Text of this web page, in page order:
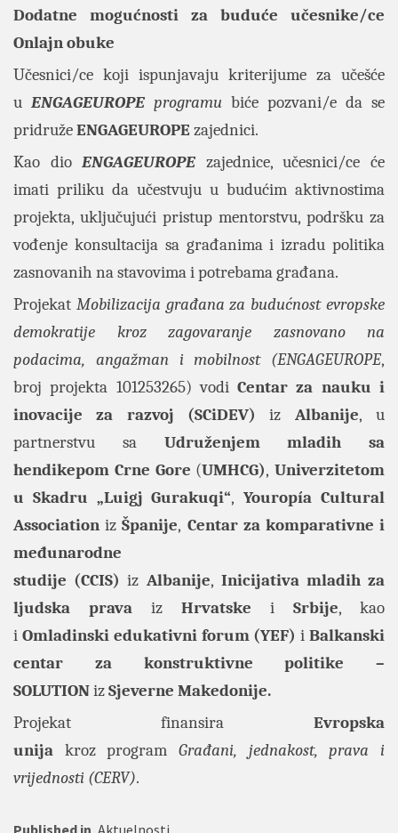
Dodatne mogućnosti za buduće učesnike/ce
Onlajn obuke
Učesnici/ce koji ispunjavaju kriterijume za učešće
u ENGAGEUROPE programu biće pozvani/e da se
pridružeENGAGEUROPE zajednici.
Kao dioENGAGEUROPE zajednice, učesnici/ce će
imati priliku da učestvuju u budućim aktivnostima
projekta, uključujući pristup mentorstvu, podršku za
vođenje konsultacija sa građanima i izradu politika
zasnovanih na stavovima i potrebama građana.
Projekat Mobilizacija građana za budućnost evropske
demokratije kroz zagovaranje zasnovano na
podacima, angažman i mobilnost (ENGAGEUROPE,
broj projekta 101253265) vodiCentar za nauku i
inovacije za razvoj (SCiDEV) iz Albanije, u
partnerstvu sa Udruženjem mladih sa
hendikepom Crne Gore (UMHCG), Univerzitetom
u Skadru „Luigj Gurakuqi“,Youropía Cultural
Association izŠpanije, Centar za komparativne i
međunarodne
studije (CCIS)iz Albanije, Inicijativa mladih za
ljudska prava iz Hrvatske i Srbije, kao
i Omladinski edukativni forum (YEF) iBalkanski
centar za konstruktivne politike –
SOLUTIONizSjeverne Makedonije.
Projekat finansira Evropska
unija krozprogramGrađani, jednakost, prava i
vrijednosti (CERV).